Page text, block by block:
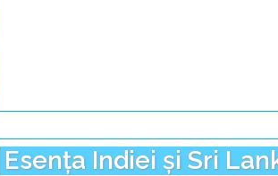
Esența Indiei și Sri